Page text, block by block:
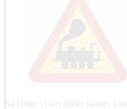
Så länge vi använder ikoner